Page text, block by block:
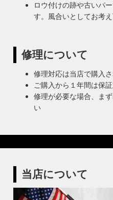
ロウ付けの跡や古いパ
す。風合いとしてお考
修理について
修理対応は当店で購入
ご購入から１年間は保
修理が必要な場合、ま
い
当店について